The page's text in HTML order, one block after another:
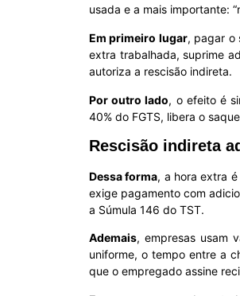
usada e a mais importante:
Em primeiro lugar, pagar o
extra trabalhada, suprime
autoriza a rescisão indireta.
Por outro lado, o efeito é
40% do FGTS, libera o
Rescisão indireta
Dessa forma, a hora extra
exige pagamento com
a Súmula 146 do TST.
Ademais, empresas usam
uniforme, o tempo entre a
que o empregado assine